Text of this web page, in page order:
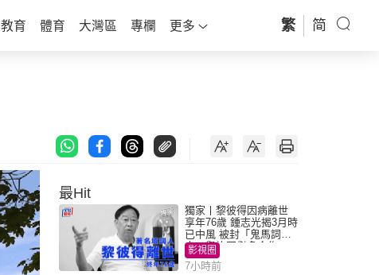
教育 體育 大灣區 專欄 更多 繁 简
最Hit
獨家丨黎彼得因病離世
享年76歲 鍾志光揭3月時
已中風 被封「鬼馬詞
人」與許冠傑多合作
影視圈
7小時前